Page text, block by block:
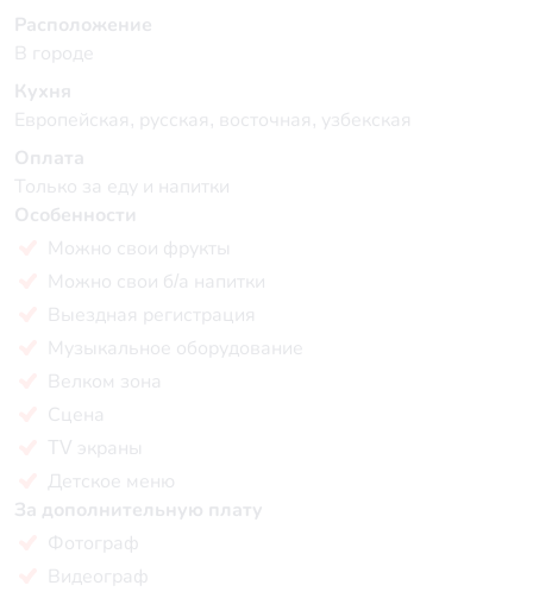
Расположение
В городе
Кухня
Европейская, русская, восточная, узбекская
Оплата
Только за еду и напитки
Особенности
Можно свои фрукты
Можно свои б/а напитки
Выездная регистрация
Музыкальное оборудование
Велком зона
Сцена
TV экраны
Детское меню
За дополнительную плату
Фотограф
Видеограф